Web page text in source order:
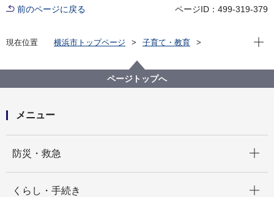
前のページに戻る ページID：499-319-379
現在位置 横浜市トップページ
子育て・教育
請求事務に関する様式・要綱
請求事務に関する各種様式・説明テキスト（令和８年
度用）
現在
ページトップへ
メニュー
防災・救急
くらし・手続き